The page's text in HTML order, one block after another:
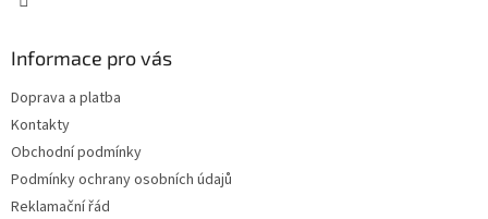
Informace pro vás
Doprava a platba
Kontakty
Obchodní podmínky
Podmínky ochrany osobních údajů
Reklamační řád